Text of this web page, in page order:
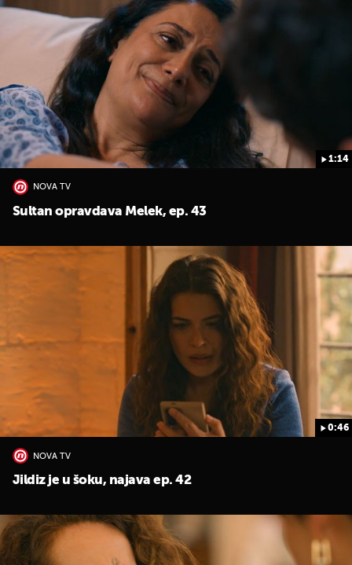
1:14
NOVA TV
Sultan opravdava Melek, ep. 43
0:46
NOVA TV
Jildiz je u šoku, najava ep. 42